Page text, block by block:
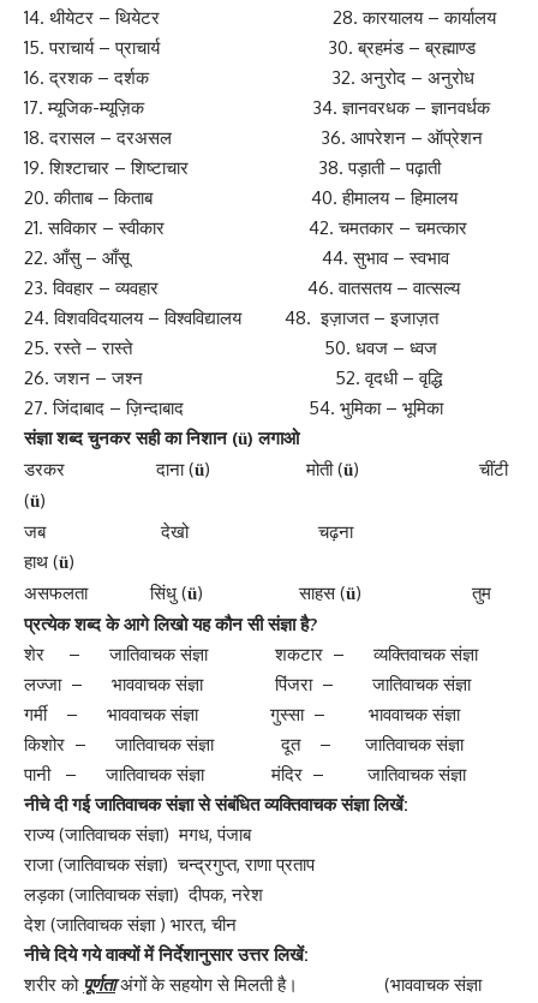
14. थीयेटर – थियेटर 28. कारयालय – कार्यालय
15. पराचार्य – प्राचार्य 30. ब्रहमंड – ब्रह्माण्ड
16. द्रशक – दर्शक 32. अनुरोद – अनुरोध
17. म्यूजिक-म्यूज़िक 34. ज्ञानवरधक – ज्ञानवर्धक
18. दरासल – दरअसल 36. आपरेशन – ऑप्रेशन
19. शिश्टाचार – शिष्टाचार 38. पड़ाती – पढ़ाती
20. कीताब – किताब 40. हीमालय – हिमालय
21. सविकार – स्वीकार 42. चमतकार – चमत्कार
22. आँसु – आँसू 44. सुभाव – स्वभाव
23. विवहार – व्यवहार 46. वातसतय – वात्सल्य
24. विशवविदयालय – विश्वविद्यालय 48. इज़ाजत – इजाज़त
25. रस्ते – रास्ते 50. धवज – ध्वज
26. जशन – जश्न 52. वृदधी – वृद्धि
27. जिंदाबाद – ज़िन्दाबाद 54. भुमिका – भूमिका
संज्ञा शब्द चुनकर सही का निशान (ü) लगाओ
डरकर दाना (ü) मोती (ü) चींटी
(ü)
जब देखो चढ़ना
हाथ (ü)
असफलता सिंधु (ü) साहस (ü) तुम
प्रत्येक शब्द के आगे लिखो यह कौन सी संज्ञा है?
शेर – जातिवाचक संज्ञा शकटार – व्यक्तिवाचक संज्ञा
लज्जा – भाववाचक संज्ञा पिंजरा – जातिवाचक संज्ञा
गर्मी – भाववाचक संज्ञा गुस्सा – भाववाचक संज्ञा
किशोर – जातिवाचक संज्ञा दूत – जातिवाचक संज्ञा
पानी – जातिवाचक संज्ञा मंदिर – जातिवाचक संज्ञा
नीचे दी गई जातिवाचक संज्ञा से संबंधित व्यक्तिवाचक संज्ञा लिखें:
राज्य (जातिवाचक संज्ञा) मगध, पंजाब
राजा (जातिवाचक संज्ञा) चन्द्रगुप्त, राणा प्रताप
लड़का (जातिवाचक संज्ञा) दीपक, नरेश
देश (जातिवाचक संज्ञा ) भारत, चीन
नीचे दिये गये वाक्यों में निर्देशानुसार उत्तर लिखें:
शरीर को पूर्णताअंगों के सहयोग से मिलती है। (भाववाचक संज्ञा